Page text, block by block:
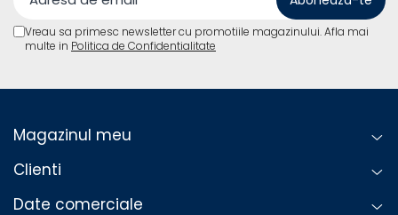
Vreau sa primesc newsletter cu promotiile magazinului. Afla mai
multe in Politica de Confidentialitate
Magazinul meu
Clienti
Date comerciale